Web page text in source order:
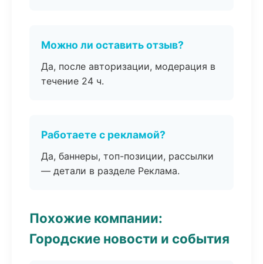
Можно ли оставить отзыв?
Да, после авторизации, модерация в
течение 24 ч.
Работаете с рекламой?
Да, баннеры, топ-позиции, рассылки
— детали в разделе Реклама.
Похожие компании:
Городские новости и события